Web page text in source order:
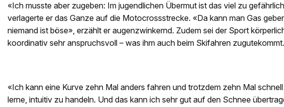
«Ich musste aber zugeben: Im jugendlichen Übermut ist das viel zu
verlagerte er das Ganze auf die Motocrossstrecke. «Da kann man Gas
niemand ist böse», erzählt er augenzwinkernd. Zudem sei der Sport
koordinativ sehr anspruchsvoll – was ihm auch beim Skifahren zugutekommt.
«Ich kann eine Kurve zehn Mal anders fahren und trotzdem zehn Mal
lerne, intuitiv zu handeln. Und das kann ich sehr gut auf den Schnee